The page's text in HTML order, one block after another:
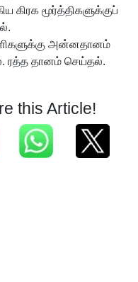
கிரக மூர்த்திகளுக்குப்
அன்னதானம்
ரத்த தானம் செய்தல்.
this Article!